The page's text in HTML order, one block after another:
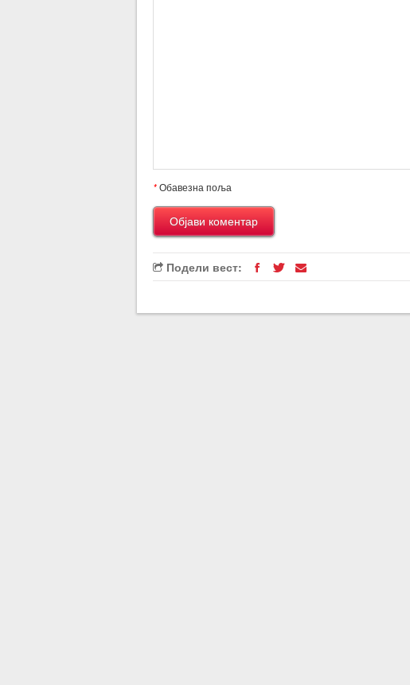
*Обавезна поља
Подели вест: